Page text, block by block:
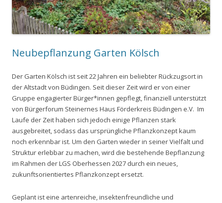
Neubepflanzung Garten Kölsch
Der Garten Kölsch ist seit 22 Jahren ein beliebter Rückzugsort in
der Altstadt von Büdingen. Seit dieser Zeit wird er von einer
Gruppe engagierter Bürger*innen gepflegt, finanziell unterstützt
von Bürgerforum Steinernes Haus Förderkreis Büdingen e.V. Im
Laufe der Zeit haben sich jedoch einige Pflanzen stark
ausgebreitet, sodass das ursprüngliche Pflanzkonzept kaum
noch erkennbar ist. Um den Garten wieder in seiner Vielfalt und
Struktur erlebbar zu machen, wird die bestehende Bepflanzung
im Rahmen der LGS Oberhessen 2027 durch ein neues,
zukunftsorientiertes Pflanzkonzept ersetzt.
Geplant ist eine artenreiche, insektenfreundliche und